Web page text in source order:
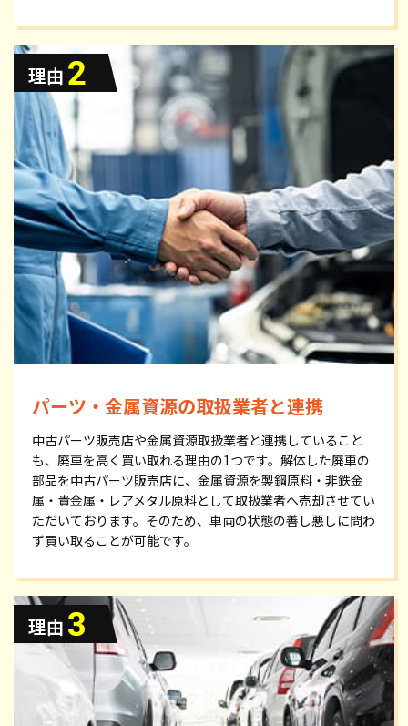
パーツ・金属資源の取扱業者と連携
中古パーツ販売店や金属資源取扱業者と連携していること
も、廃車を高く買い取れる理由の1つです。解体した廃車の
部品を中古パーツ販売店に、金属資源を製鋼原料・非鉄金
属・貴金属・レアメタル原料として取扱業者へ売却させてい
ただいております。そのため、車両の状態の善し悪しに問わ
ず買い取ることが可能です。